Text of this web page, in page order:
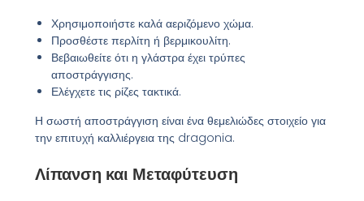
Χρησιμοποιήστε καλά αεριζόμενο χώμα.
Προσθέστε περλίτη ή βερμικουλίτη.
Βεβαιωθείτε ότι η γλάστρα έχει τρύπες
αποστράγγισης.
Ελέγχετε τις ρίζες τακτικά.
Η σωστή αποστράγγιση είναι ένα θεμελιώδες στοιχείο για
την επιτυχή καλλιέργεια της dragonia.
Λίπανση και Μεταφύτευση